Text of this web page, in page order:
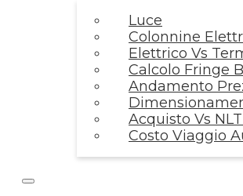
Luce
Colonnine
Elettrico Vs
Calcolo Fringe
Andamento
Acquisto Vs
Costo Viaggio